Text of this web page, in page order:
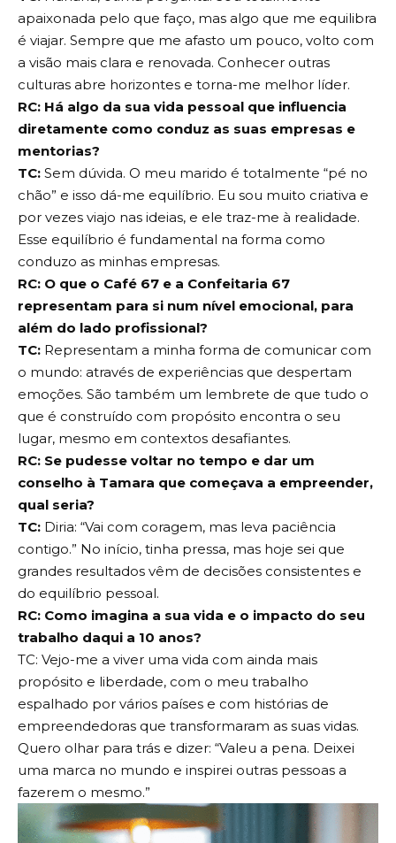
apaixonada pelo que faço, mas algo que me equilibra
é viajar. Sempre que me afasto um pouco, volto com
a visão mais clara e renovada. Conhecer outras
culturas abre horizontes e torna-me melhor líder.
RC: Há algo da sua vida pessoal que influencia
diretamente como conduz as suas empresas e
mentorias?
TC: Sem dúvida. O meu marido é totalmente “pé no
chão” e isso dá-me equilíbrio. Eu sou muito criativa e
por vezes viajo nas ideias, e ele traz-me à realidade.
Esse equilíbrio é fundamental na forma como
conduzo as minhas empresas.
RC: O que o Café 67 e a Confeitaria 67
representam para si num nível emocional, para
além do lado profissional?
TC: Representam a minha forma de comunicar com
o mundo: através de experiências que despertam
emoções. São também um lembrete de que tudo o
que é construído com propósito encontra o seu
lugar, mesmo em contextos desafiantes.
RC: Se pudesse voltar no tempo e dar um
conselho à Tamara que começava a empreender,
qual seria?
TC: Diria: “Vai com coragem, mas leva paciência
contigo.” No início, tinha pressa, mas hoje sei que
grandes resultados vêm de decisões consistentes e
do equilíbrio pessoal.
RC: Como imagina a sua vida e o impacto do seu
trabalho daqui a 10 anos?
TC: Vejo-me a viver uma vida com ainda mais
propósito e liberdade, com o meu trabalho
espalhado por vários países e com histórias de
empreendedoras que transformaram as suas vidas.
Quero olhar para trás e dizer: “Valeu a pena. Deixei
uma marca no mundo e inspirei outras pessoas a
fazerem o mesmo.”